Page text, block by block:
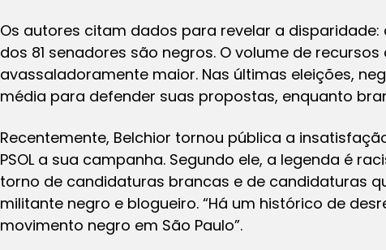
Os autores citam dados para revelar a disparidade:
dos 81 senadores são negros. O volume de
avassaladoramente maior. Nas últimas eleições,
média para defender suas propostas, enquanto
Recentemente, Belchior tornou pública a
PSOL a sua campanha. Segundo ele, a legenda é
torno de candidaturas brancas e de candidaturas
militante negro e blogueiro. “Há um histórico de
movimento negro em São Paulo”.